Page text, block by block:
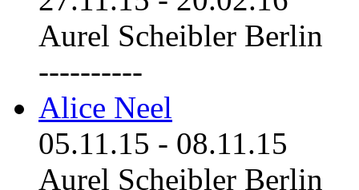
Aurel Scheibler Berlin
----------
Alice Neel
05.11.15 - 08.11.15
Aurel Scheibler Berlin